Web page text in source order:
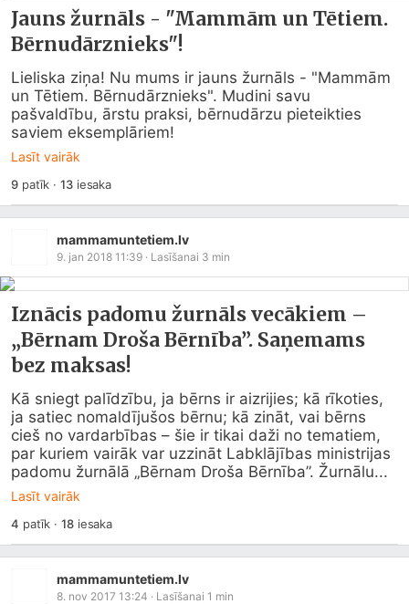
Jauns žurnāls - "Mammām un Tētiem.
Bērnudārznieks"!
Lieliska ziņa! Nu mums ir jauns žurnāls - "Mammām
un Tētiem. Bērnudārznieks". Mudini savu
pašvaldību, ārstu praksi, bērnudārzu pieteikties
saviem eksemplāriem!
Lasīt vairāk
9patīk ·13iesaka
mammamuntetiem.lv
9. jan 2018 11:39 · Lasīšanai 3 min
Iznācis padomu žurnāls vecākiem –
„Bērnam Droša Bērnība”. Saņemams
bez maksas!
Kā sniegt palīdzību, ja bērns ir aizrijies; kā rīkoties,
ja satiec nomaldījušos bērnu; kā zināt, vai bērns
cieš no vardarbības – šie ir tikai daži no tematiem,
par kuriem vairāk var uzzināt Labklājības ministrijas
padomu žurnālā „Bērnam Droša Bērnība”. Žurnālu...
Lasīt vairāk
4 patīk ·18iesaka
mammamuntetiem.lv
8. nov 2017 13:24 · Lasīšanai 1 min